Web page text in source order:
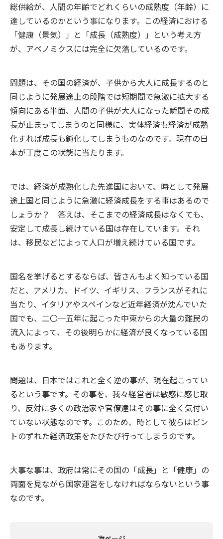
総供給が、人間の年齢でどれくらいの成熟度（年齢）に
達しているのかという事になります。この経済における
「健康（景気）」と「成長（成熟度）」という考え方
が、アベノミクスには完全に欠落しているのです。
問題は、その国の経済が、子供から大人に成長するのと
同じように発展途上の段階では短期間で急激に拡大する
傾向にある半面、人間の子供が大人になった瞬間その成
長が止まってしまうのと同様に、実体経済も経済が成熟
化すれば成長も鈍化してしまうものなのです。現在の日
本が丁度この状態に当たります。
では、経済が成熟化した先進国において、時として発展
途上国と同じように急激に経済成長をする事はあるので
しょうか？ 答えは、そこまでの経済成長はなくても、
安定して成長し続けている国は存在しています。それ
は、移民などによって人口が増え続けている国です。
国名を挙げるとするならば、皆さんもよく知っている国
だと、アメリカ、ドイツ、イギリス、フランスがそれに
当たり、イタリアやスペインなど近年経済が沈んでいた
国でも、二〇一五年に起こった中東からの大量の難民の
流入によって、その後明らかに経済が良くなっている国
もあります。
問題は、日本ではこれと全く逆の事が、現在起こってい
るという事です。その事を、我々経営者は敏感に感じ取
り、反対に多くの政治家や官僚達はその事に全く気付い
ていない状態なのです。このため、時として彼らはピン
トのずれた経済政策をたびたび行ってしまうのです。
大事な事は、政府は常にその国の「成長」と「健康」の
両面を見ながら国家運営をしなければならないという事
なのです。